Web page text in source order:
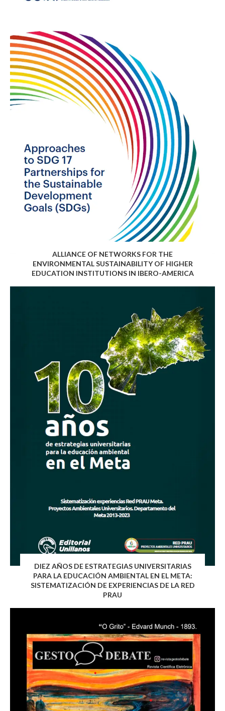
ALLIANCE OF NETWORKS FOR THE
ENVIRONMENTAL SUSTAINABILITY OF HIGHER
EDUCATION INSTITUTIONS IN IBERO-AMERICA
DIEZ AÑOS DE ESTRATEGIAS UNIVERSITARIAS
PARA LA EDUCACIÓN AMBIENTAL EN EL META:
SISTEMATIZACIÓN DE EXPERIENCIAS DE LA RED
PRAU